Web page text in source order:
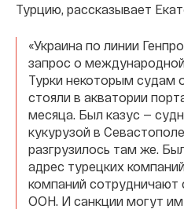
Турцию, рассказывает
«Украина по линии
запрос о
Турки некоторым судам
стояли в акватории
месяца. Был казус —
кукурузой в
разгрузилось там же.
адрес турецких
компаний сотрудничают
ООН. И санкции могут им